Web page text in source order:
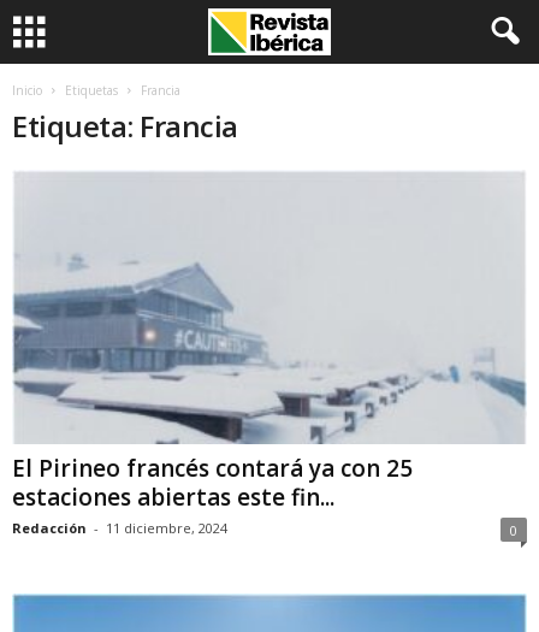
Inicio Etiquetas Francia
Etiqueta: Francia
El Pirineo francés contará ya con 25
estaciones abiertas este fin...
Redacción - 11 diciembre, 2024 0